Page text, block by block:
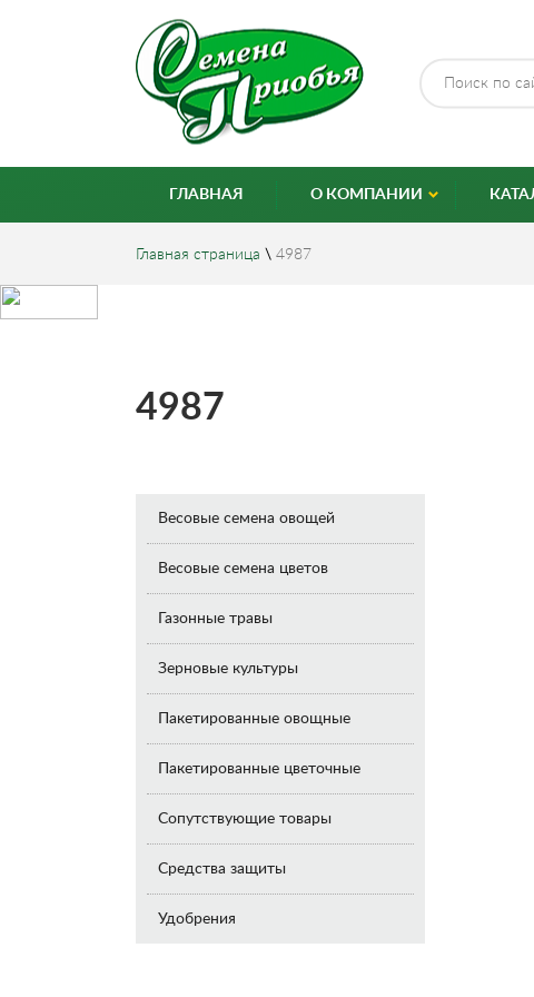
ГЛАВНАЯ О КОМПАНИИ
Главная страница \ 4987
4987
Весовые семена овощей
Весовые семена цветов
Газонные травы
Зерновые культуры
Пакетированные овощные
Пакетированные цветочные
Сопутствующие товары
Средства защиты
Удобрения